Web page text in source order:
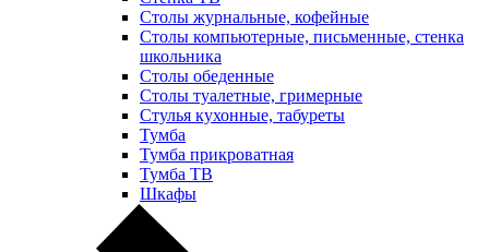
Столы журнальные, кофейные
Столы компьютерные, письменные, стенка
школьника
Столы обеденные
Столы туалетные, гримерные
Стулья кухонные, табуреты
Тумба
Тумба прикроватная
Тумба ТВ
Шкафы